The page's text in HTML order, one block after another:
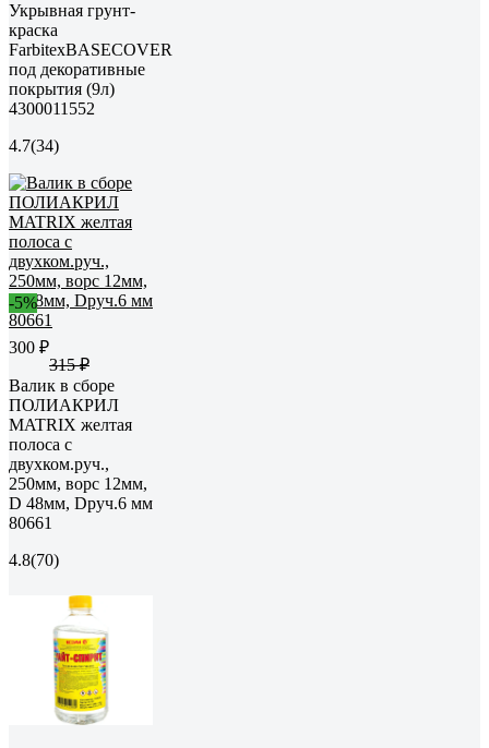
Укрывная грунт-
краска
FarbitexBASECOVER
под декоративные
покрытия (9л)
4300011552
4.7(34)
-5%
300 ₽
315 ₽
Валик в сборе
ПОЛИАКРИЛ
MATRIX желтая
полоса с
двухком.руч.,
250мм, ворс 12мм,
D 48мм, Dруч.6 мм
80661
4.8(70)